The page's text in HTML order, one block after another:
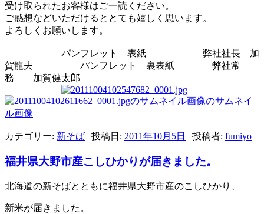
受け取られたお客様はご一読ください。
ご感想などいただけるととても嬉しく思います。
よろしくお願いします。
パンフレット 表紙 弊社社長 加
賀龍夫 パンフレット 裏表紙 弊社常
務 加賀健太郎
カテゴリー: 新そば | 投稿日: 2011年10月5日 | 投稿者: fumiyo
福井県大野市産こしひかりが届きました。
北海道の新そばとともに福井県大野市産のこしひかり、
新米が届きました。